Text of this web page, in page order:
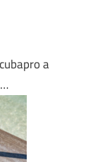
a